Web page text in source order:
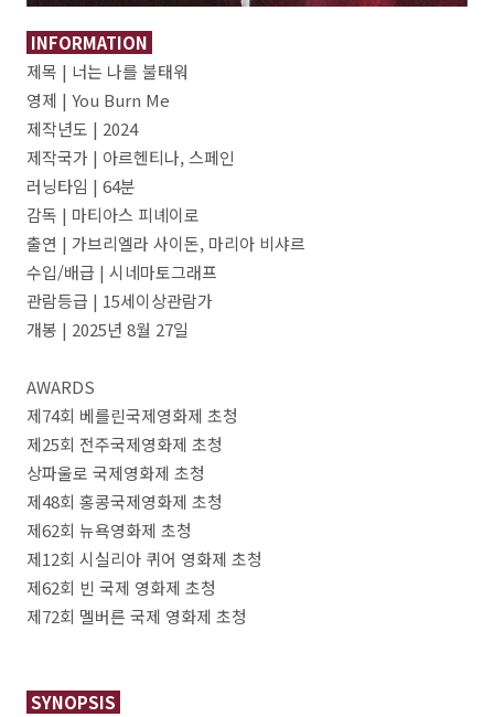
INFORMATION
제목 | 너는 나를 불태워
영제 | You Burn Me
제작년도 | 2024
제작국가 | 아르헨티나, 스페인
러닝타임 | 64분
감독 | 마티아스 피녜이로
출연 | 가브리엘라 사이돈, 마리아 비샤르
수입/배급 | 시네마토그래프
관람등급 | 15세이상관람가
개봉 | 2025년 8월 27일
AWARDS
제74회 베를린국제영화제 초청
제25회 전주국제영화제 초청
상파울로 국제영화제 초청
제48회 홍콩국제영화제 초청
제62회 뉴욕영화제 초청
제12회 시실리아 퀴어 영화제 초청
제62회 빈 국제 영화제 초청
제72회 멜버른 국제 영화제 초청
SYNOPSIS